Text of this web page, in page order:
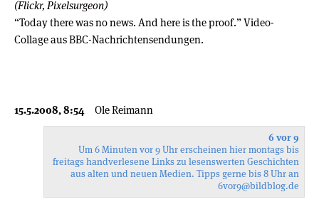
(Flickr, Pixelsurgeon)
“Today there was no news. And here is the proof.” Video-
Collage aus BBC-Nachrichtensendungen.
15.5.2008, 8:54 Ole Reimann
6 vor 9
Um 6 Minuten vor 9 Uhr erscheinen hier montags bis
freitags handverlesene Links zu lesenswerten Geschichten
aus alten und neuen Medien. Tipps gerne bis 8 Uhr an
6vor9@bildblog.de